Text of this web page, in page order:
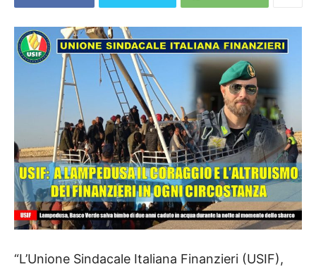
“L’Unione Sindacale Italiana Finanzieri (USIF),